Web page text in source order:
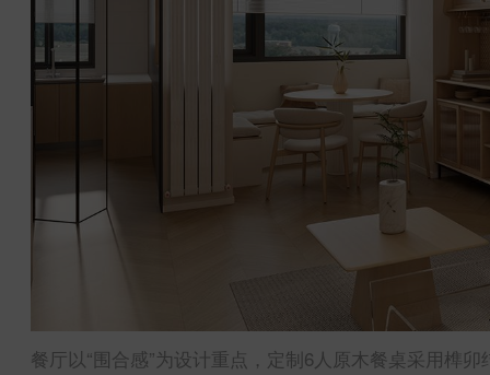
餐厅以“围合感”为设计重点，定制6人原木餐桌采用榫